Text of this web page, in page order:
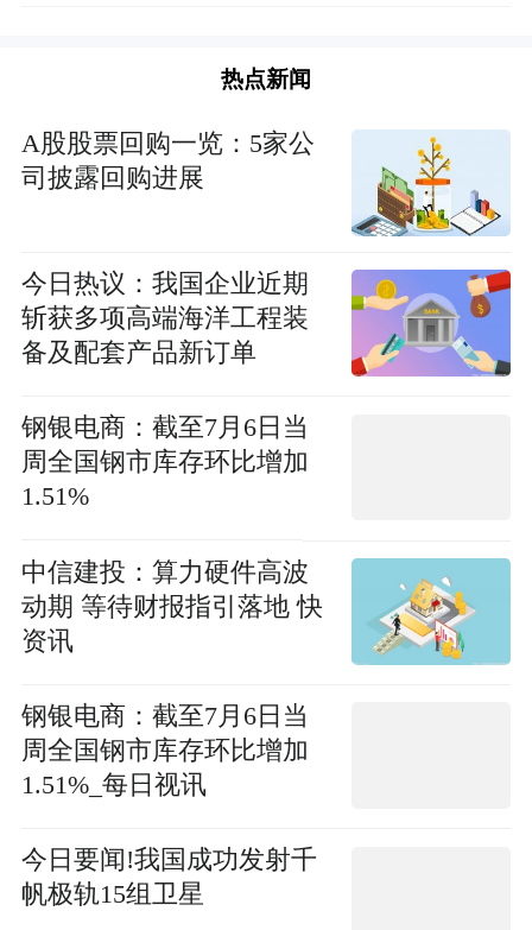
热点新闻
A股股票回购一览：5家公
司披露回购进展
今日热议：我国企业近期
斩获多项高端海洋工程装
备及配套产品新订单
钢银电商：截至7月6日当
周全国钢市库存环比增加
1.51%
中信建投：算力硬件高波
动期 等待财报指引落地 快
资讯
钢银电商：截至7月6日当
周全国钢市库存环比增加
1.51%_每日视讯
今日要闻!我国成功发射千
帆极轨15组卫星